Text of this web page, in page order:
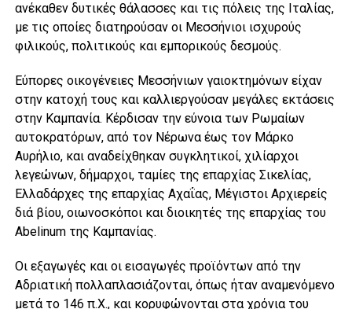
ανέκαθεν δυτικές θάλασσες και τις πόλεις της Ιταλίας,
με τις οποίες διατηρούσαν οι Μεσσήνιοι ισχυρούς
φιλικούς, πολιτικούς και εμπορικούς δεσμούς.
Εύπορες οικογένειες Μεσσήνιων γαιοκτημόνων είχαν
στην κατοχή τους και καλλιεργούσαν μεγάλες εκτάσεις
στην Καμπανία. Κέρδισαν την εύνοια των Ρωμαίων
αυτοκρατόρων, από τον Νέρωνα έως τον Μάρκο
Αυρήλιο, και αναδείχθηκαν συγκλητικοί, χιλίαρχοι
λεγεώνων, δήμαρχοι, ταμίες της επαρχίας Σικελίας,
Ελλαδάρχες της επαρχίας Αχαΐας, Μέγιστοι Αρχιερείς
διά βίου, οιωνοσκόποι και διοικητές της επαρχίας του
Abelinum της Καμπανίας.
Oι εξαγωγές και οι εισαγωγές προϊόντων από την
Aδριατική πολλαπλασιάζονται, όπως ήταν αναμενόμενο
μετά το 146 π.X., και κορυφώνονται στα χρόνια του